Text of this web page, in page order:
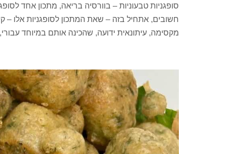
סופגניות טבעוניות – בוורסיה בריאה, מתכון אחד
חשובים, אתחיל בזה – שאת המתכון לסופגניות אלו –
מקסימה, עיתונאית ידועה, שהכינה אותם במיוחד